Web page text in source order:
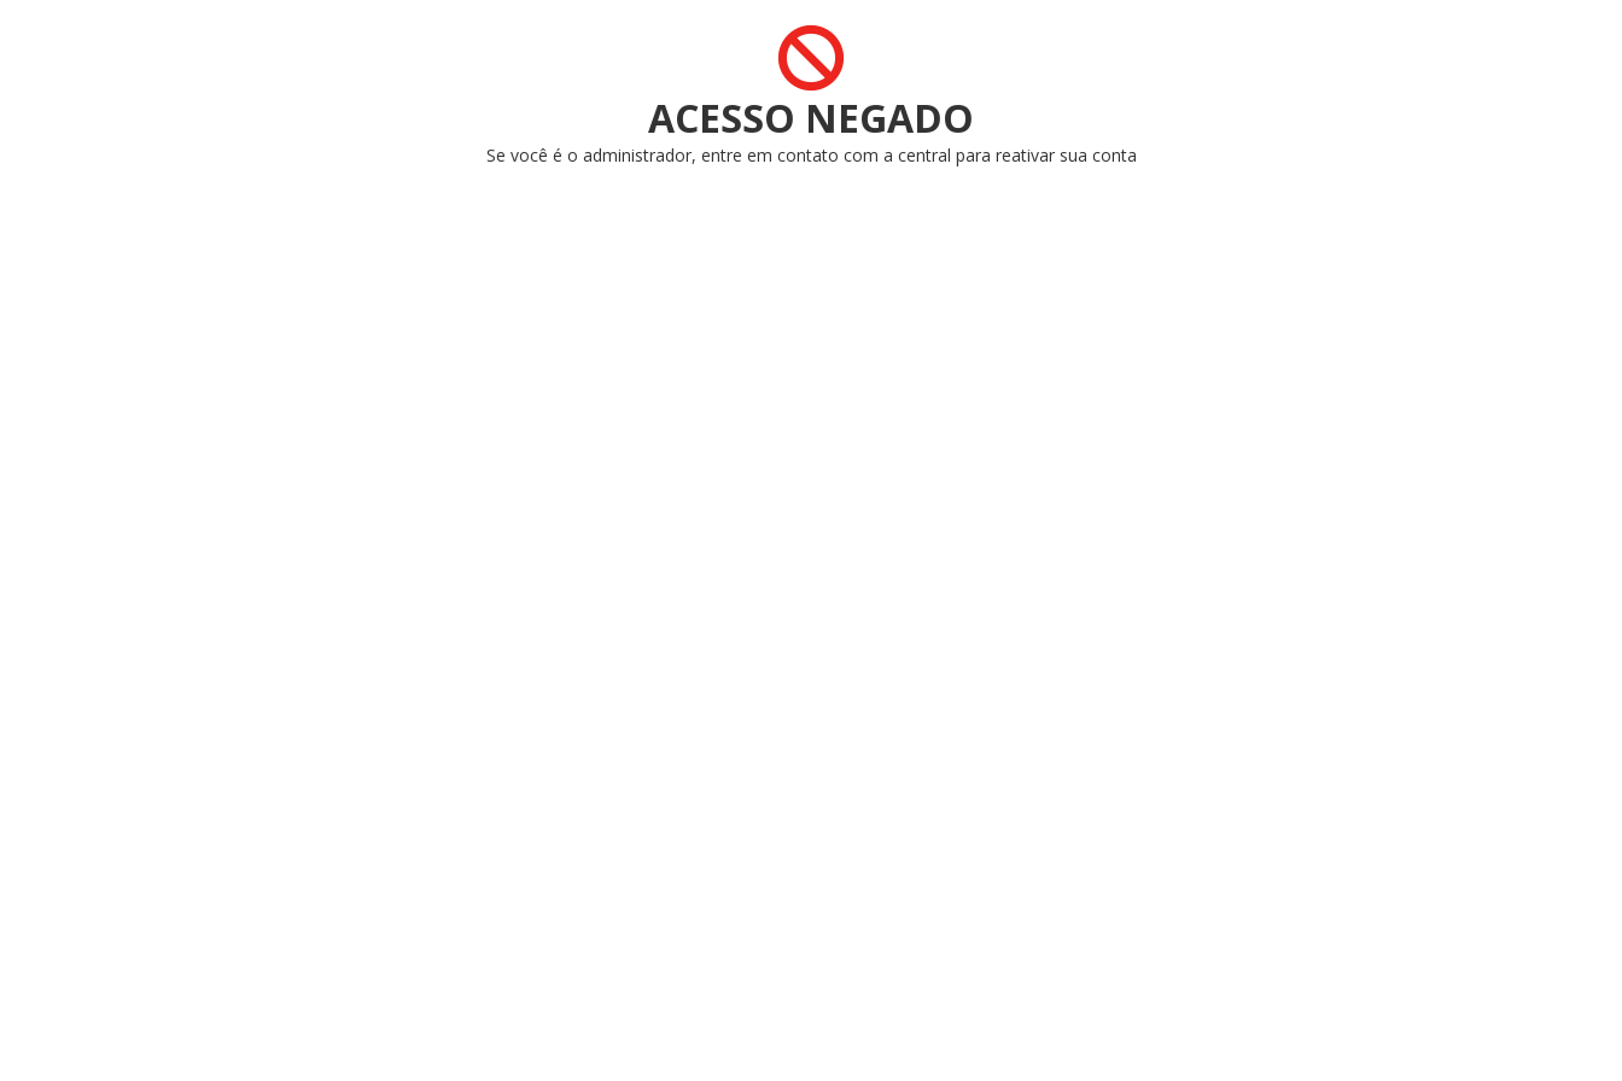
ACESSO NEGADO
Se você é o administrador, entre em contato com a central para reativar sua conta